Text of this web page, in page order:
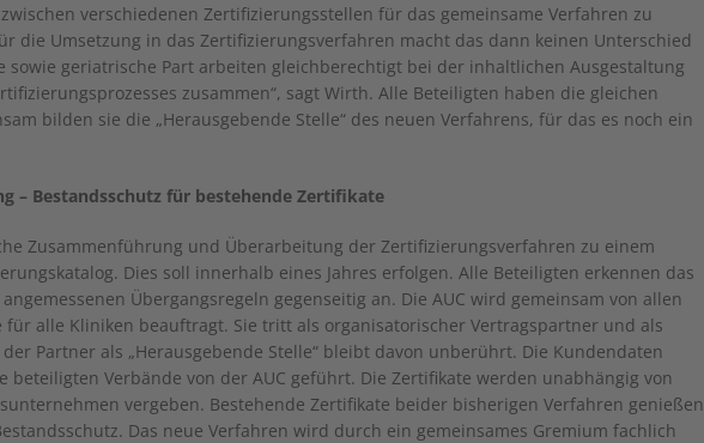
verschiedenen Zertifizierungsstellen für das gemeinsame Verfahren zu
die Umsetzung in das Zertifizierungsverfahren macht das dann keinen Unterschied
sowie geriatrische Part arbeiten gleichberechtigt bei der inhaltlichen Ausgestaltung
zusammen“, sagt Wirth. Alle Beteiligten haben die gleichen
bilden sie die „Herausgebende Stelle“ des neuen Verfahrens, für das es noch ein
– Bestandsschutz für bestehende Zertifikate
Zusammenführung und Überarbeitung der Zertifizierungsverfahren zu einem
Dies soll innerhalb eines Jahres erfolgen. Alle Beteiligten erkennen das
Übergangsregeln gegenseitig an. Die AUC wird gemeinsam von allen
für alle Kliniken beauftragt. Sie tritt als organisatorischer Vertragspartner und als
Partner als „Herausgebende Stelle“ bleibt davon unberührt. Die Kundendaten
Verbände von der AUC geführt. Die Zertifikate werden unabhängig von
vergeben. Bestehende Zertifikate beider bisherigen Verfahren genießen
Das neue Verfahren wird durch ein gemeinsames Gremium fachlich